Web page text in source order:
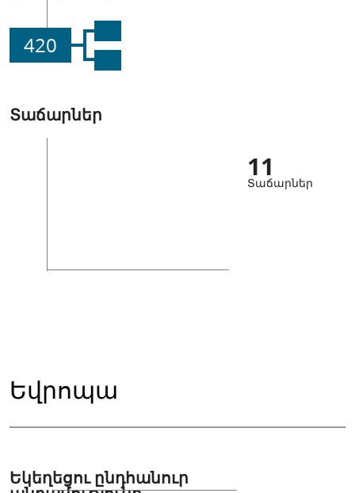
420
Տաճարներ
11
Տաճարներ
Եվրոպա
Եկեղեցու ընդհանուր